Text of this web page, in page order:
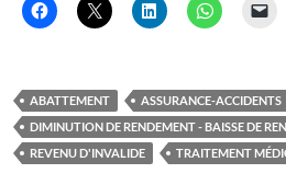
ABATTEMENT
ASSURANCE-ACCIDENTS
DIMINUTION DE RENDEMENT - BAISSE DE
REVENU D'INVALIDE
TRAITEMENT